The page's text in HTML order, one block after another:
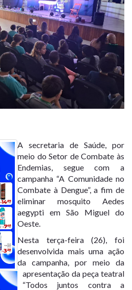
A secretaria de Saúde, por
meio do Setor de Combate às
Endemias, segue com a
campanha “A Comunidade no
Combate à Dengue”, a fim de
eliminar mosquito Aedes
aegypti em São Miguel do
Oeste.
Nesta terça-feira (26), foi
desenvolvida mais uma ação
da campanha, por meio da
apresentação da peça teatral
“Todos juntos contra a